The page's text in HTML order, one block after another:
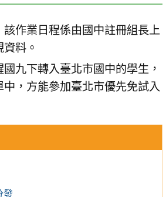
發
該作業日程係由國中註冊組長上
料。
九下轉入臺北市國中的學生，
中，方能參加臺北市優先免試入